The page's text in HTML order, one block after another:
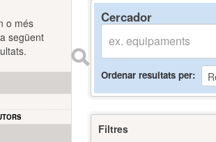
Cercador
Ordenar resultats per
Filtres
o més
següent